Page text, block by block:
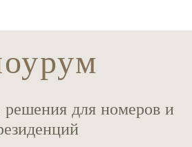
решения для номеров и